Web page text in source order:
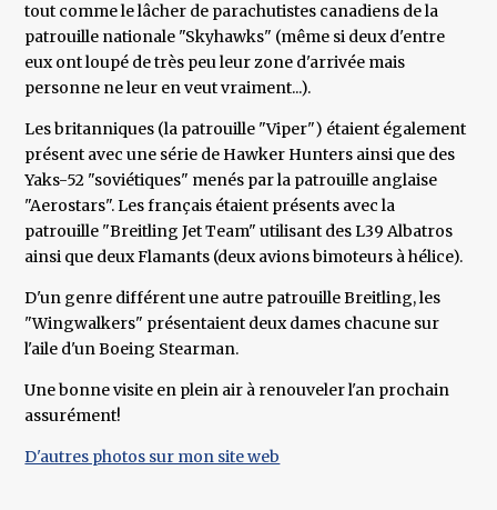
tout comme le lâcher de parachutistes canadiens de la
patrouille nationale "Skyhawks" (même si deux d'entre
eux ont loupé de très peu leur zone d'arrivée mais
personne ne leur en veut vraiment...).
Les britanniques (la patrouille "Viper") étaient également
présent avec une série de Hawker Hunters ainsi que des
Yaks-52 "soviétiques" menés par la patrouille anglaise
"Aerostars". Les français étaient présents avec la
patrouille "Breitling Jet Team" utilisant des L39 Albatros
ainsi que deux Flamants (deux avions bimoteurs à hélice).
D'un genre différent une autre patrouille Breitling, les
"Wingwalkers" présentaient deux dames chacune sur
l'aile d'un Boeing Stearman.
Une bonne visite en plein air à renouveler l'an prochain
assurément!
D'autres photos sur mon site web